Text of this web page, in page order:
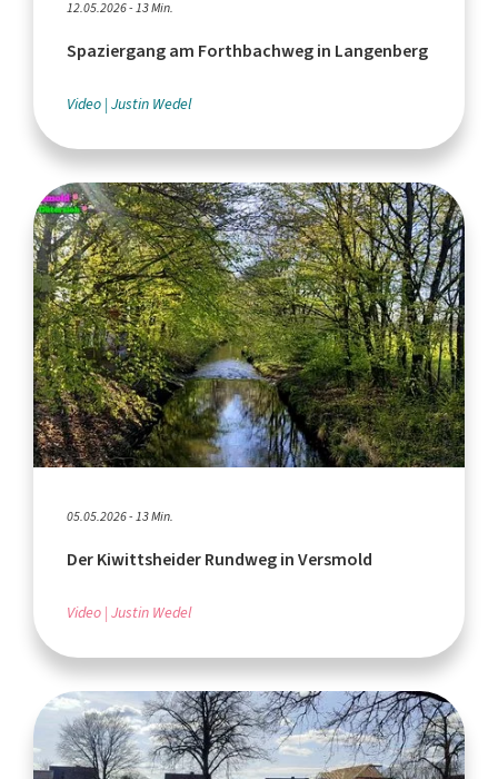
12.05.2026 - 13 Min.
Spaziergang am Forthbachweg in Langenberg
Video Justin Wedel
05.05.2026 - 13 Min.
Der Kiwittsheider Rundweg in Versmold
Video Justin Wedel